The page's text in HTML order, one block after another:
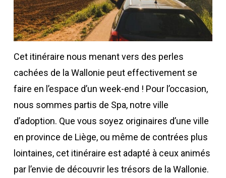
Cet itinéraire nous menant vers des perles
cachées de la Wallonie peut effectivement se
faire en l’espace d’un week-end ! Pour l’occasion,
nous sommes partis de Spa, notre ville
d’adoption. Que vous soyez originaires d’une ville
en province de Liège, ou même de contrées plus
lointaines, cet itinéraire est adapté à ceux animés
par l’envie de découvrir les trésors de la Wallonie.